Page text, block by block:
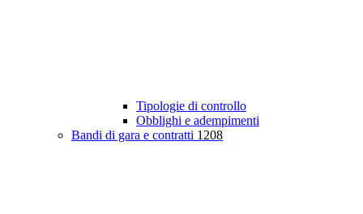
Tipologie di controllo
Obblighi e adempimenti
Bandi di gara e contratti 1208